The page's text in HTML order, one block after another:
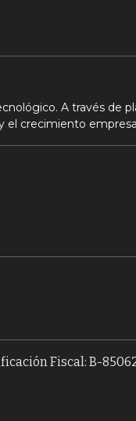
A través de
el crecimiento
Fiscal: B-